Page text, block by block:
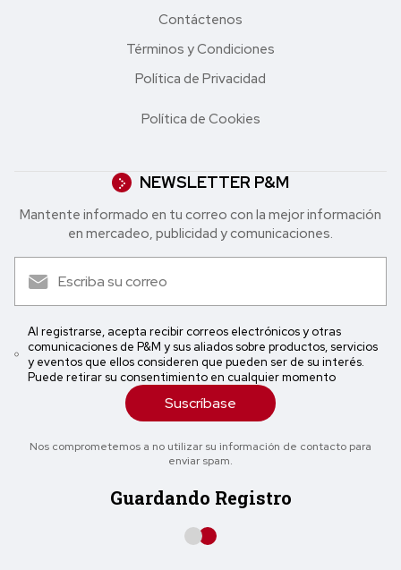
Contáctenos
Términos y Condiciones
Política de Privacidad
Política de Cookies
NEWSLETTER P&M
Mantente informado en tu correo con la mejor in formación
en mercadeo, publicidad y comunicaciones.
Al registrarse, acepta recibir correos electrónicos y otras
comunicaciones de P&M y sus aliados sobre productos, servicios
y eventos que ellos consideren que pueden ser de su interés.
Puede retirar su consentimiento en cualquier momento
Suscríbase
Nos comprometemos a no utilizar su información de contacto para
enviar spam.
Guardando Registro